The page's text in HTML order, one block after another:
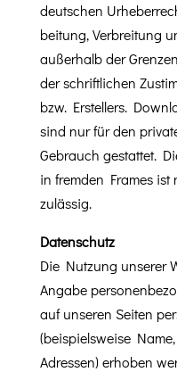
deutschen
beitung, Ver­bre­itung
außer­halb der
der schriftlichen
bzw. Erstellers.
sind nur für den
Gebrauch ges­tat­tet.
in frem­den Frames
zulässig.
Daten­schutz
Die Nutzung unser­er
Angabe
auf unseren Seit­en
(beispiel­sweise
Adressen) erhoben